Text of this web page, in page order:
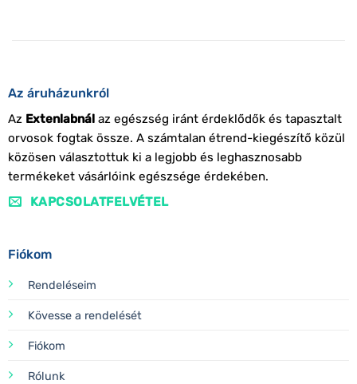
Az áruházunkról
Az Extenlabnálaz egészség iránt érdeklődők és tapasztalt
orvosok fogtak össze. A számtalan étrend-kiegészítő közül
közösen választottuk ki a legjobb és leghasznosabb
termékeket vásárlóink egészsége érdekében.
KAPCSOLATFELVÉTEL
Fiókom
Rendeléseim
Kövesse a rendelését
Fiókom
Rólunk